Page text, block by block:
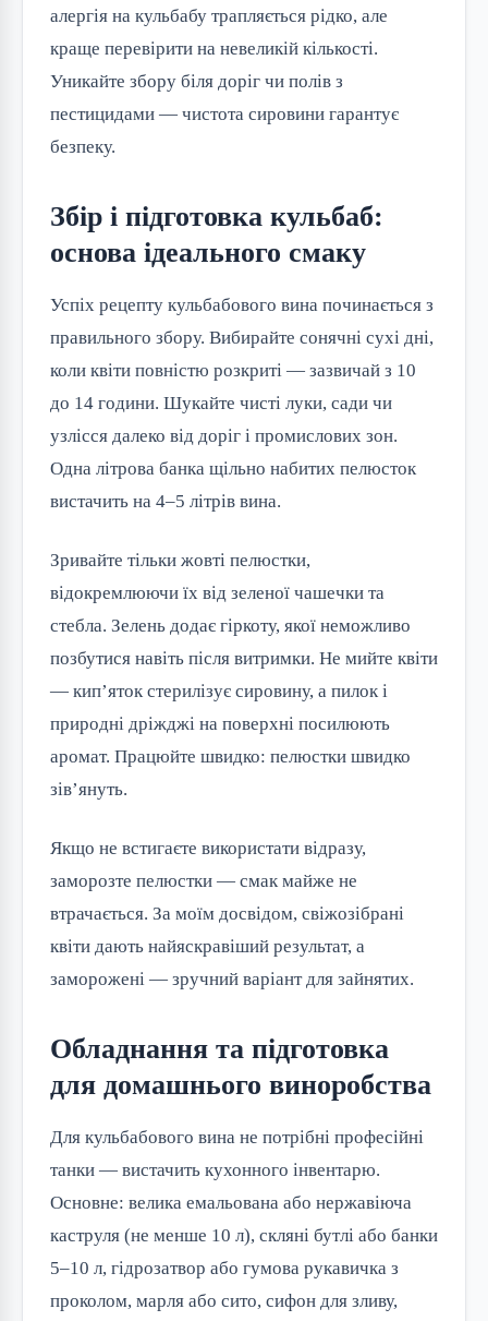
алергія на кульбабу трапляється рідко, але
краще перевірити на невеликій кількості.
Уникайте збору біля доріг чи полів з
пестицидами — чистота сировини гарантує
безпеку.
Збір і підготовка кульбаб:
основа ідеального смаку
Успіх рецепту кульбабового вина починається з
правильного збору. Вибирайте сонячні сухі дні,
коли квіти повністю розкриті — зазвичай з 10
до 14 години. Шукайте чисті луки, сади чи
узлісся далеко від доріг і промислових зон.
Одна літрова банка щільно набитих пелюсток
вистачить на 4–5 літрів вина.
Зривайте тільки жовті пелюстки,
відокремлюючи їх від зеленої чашечки та
стебла. Зелень додає гіркоту, якої неможливо
позбутися навіть після витримки. Не мийте квіти
— кип’яток стерилізує сировину, а пилок і
природні дріжджі на поверхні посилюють
аромат. Працюйте швидко: пелюстки швидко
зів’януть.
Якщо не встигаєте використати відразу,
заморозте пелюстки — смак майже не
втрачається. За моїм досвідом, свіжозібрані
квіти дають найяскравіший результат, а
заморожені — зручний варіант для зайнятих.
Обладнання та підготовка
для домашнього виноробства
Для кульбабового вина не потрібні професійні
танки — вистачить кухонного інвентарю.
Основне: велика емальована або нержавіюча
каструля (не менше 10 л), скляні бутлі або банки
5–10 л, гідрозатвор або гумова рукавичка з
проколом, марля або сито, сифон для зливу,